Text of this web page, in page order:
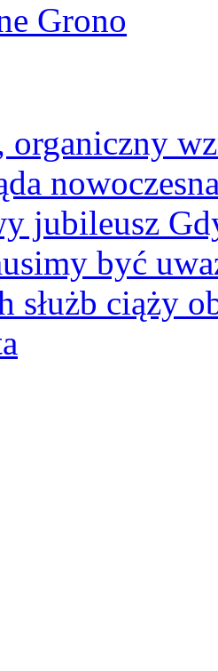
Grono
organiczny
jubileusz
być
służb ciąży